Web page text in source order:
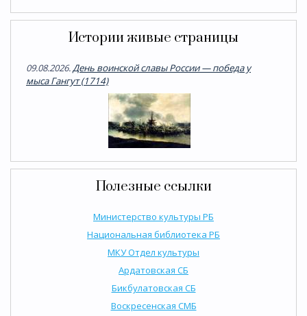
Истории живые страницы
09.08.2026.День воинской славы России — победа у
мыса Гангут (1714)
Полезные ссылки
Министерство культуры РБ
Национальная библиотека РБ
МКУ Отдел культуры
Ардатовская СБ
Бикбулатовская СБ
Воскресенская СМБ